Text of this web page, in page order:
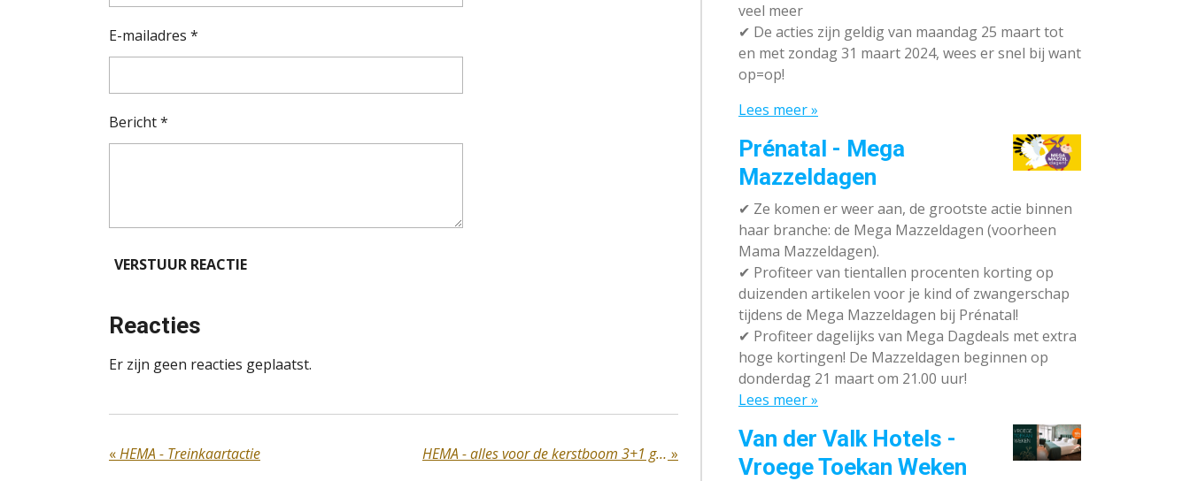
E-mailadres *
Bericht *
VERSTUUR REACTIE
Reacties
Er zijn geen reacties geplaatst.
«HEMA - Treinkaartactie HEMA - alles voor de kerstboom 3+1 gratis »
veel meer
✔ De acties zijn geldig van maandag 25 maart tot
en met zondag 31 maart 2024, wees er snel bij want
op=op!
Lees meer »
Prénatal - Mega
Mazzeldagen
✔ Ze komen er weer aan, de grootste actie binnen
haar branche: de Mega Mazzeldagen (voorheen
Mama Mazzeldagen).
✔ Profiteer van tientallen procenten korting op
duizenden artikelen voor je kind of zwangerschap
tijdens de Mega Mazzeldagen bij Prénatal!
✔ Profiteer dagelijks van Mega Dagdeals met extra
hoge kortingen! De Mazzeldagen beginnen op
donderdag 21 maart om 21.00 uur!
Lees meer »
Van der Valk Hotels -
Vroege Toekan Weken